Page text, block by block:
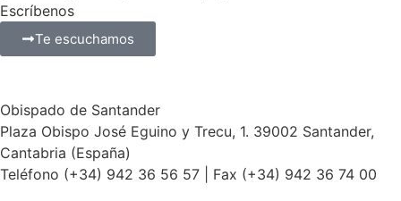
Escríbenos
Te escuchamos
Obispado de Santander
Plaza Obispo José Eguino y Trecu, 1. 39002 Santander,
Cantabria (España)
Teléfono (+34) 942 36 56 57 | Fax (+34) 942 36 74 00